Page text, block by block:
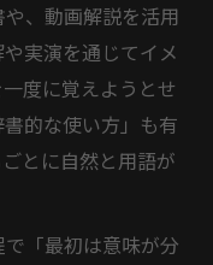
、動画解説を活用
実演を通じてイメ
度に覚えようとせ
的な使い方」も有
とに自然と用語が
「最初は意味が分